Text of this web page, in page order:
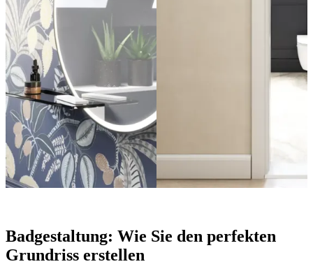
Badgestaltung: Wie Sie den perfekten
Grundriss erstellen